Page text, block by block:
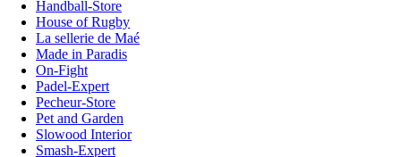
Handball-Store
House of Rugby
La sellerie de Maé
Made in Paradis
On-Fight
Padel-Expert
Pecheur-Store
Pet and Garden
Slowood Interior
Smash-Expert